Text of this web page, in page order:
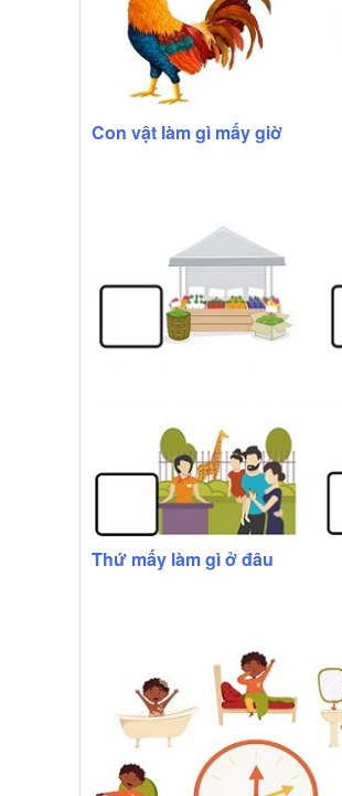
Con vật làm gì mấy giờ
Thứ mấy làm gì ở đâu